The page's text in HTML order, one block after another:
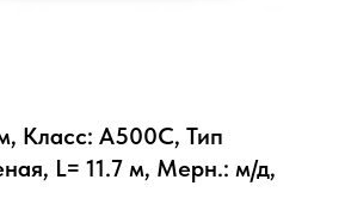
Класс: А500С, Тип
L= 11.7 м, Мерн.: м/д,